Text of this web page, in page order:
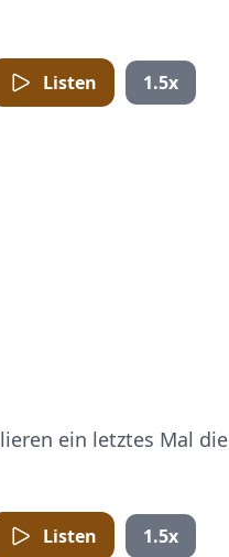
Listen 1.5x
ein letztes Mal die
Listen 1.5x